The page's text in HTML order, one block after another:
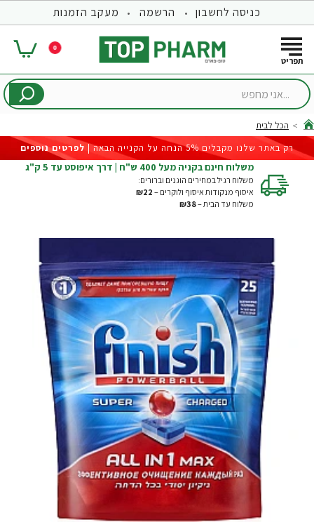
כניסה לחשבון הרשמה מעקב הזמנות
0
...אני
home
הכל לבית
רק באתר שלנו מקבלים 5% הנחה על הקנייה הבאה |
לפרטים נוספים
משלוח חינם בקניה מעל 400 ש"ח | דרך איפוסט עד 5 ק"ג
משלוח רגיל במחירים הוגנים וברורים:
איסוף מנקודות איסוף ולוקרים – ₪22
משלוח עד הבית –₪38